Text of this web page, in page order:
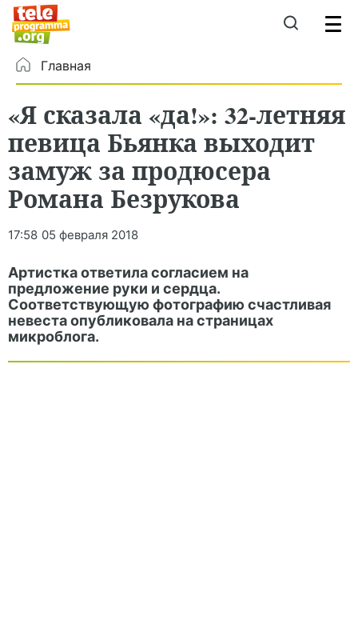
Главная
«Я сказала «да!»: 32-летняя
певица Бьянка выходит
замуж за продюсера
Романа Безрукова
17:58 05 февраля 2018
Артистка ответила согласием на
предложение руки и сердца.
Соответствующую фотографию счастливая
невеста опубликовала на страницах
микроблога.